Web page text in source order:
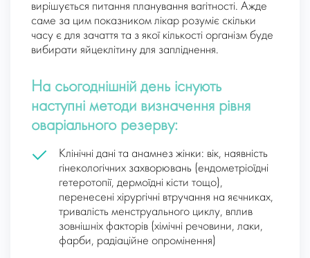
вирішується питання планування вагітності. Ажде
саме за цим показником лікар розуміє скільки
часу є для зачаття та з якої кількості організм буде
вибирати яйцеклітину для запліднення.
На сьогоднішній день існують
наступні методи визначення рівня
оваріального резерву:
Клінічні дані та анамнез жінки: вік, наявність
гінекологічних захворювань (ендометріоїдні
гетеротопії, дермоїдні кісти тощо),
перенесені хірургічні втручання на яєчниках,
тривалість менструального циклу, вплив
зовнішніх факторів (хімічні речовини, лаки,
фарби, радіаційне опромінення)